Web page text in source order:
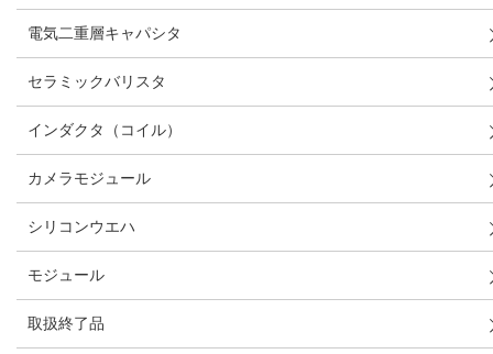
電気二重層キャパシタ
セラミックバリスタ
インダクタ（コイル）
カメラモジュール
シリコンウエハ
モジュール
取扱終了品